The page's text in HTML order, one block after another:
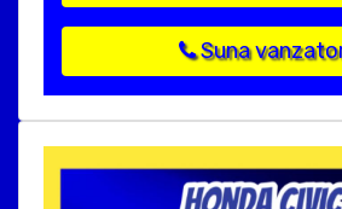
Suna